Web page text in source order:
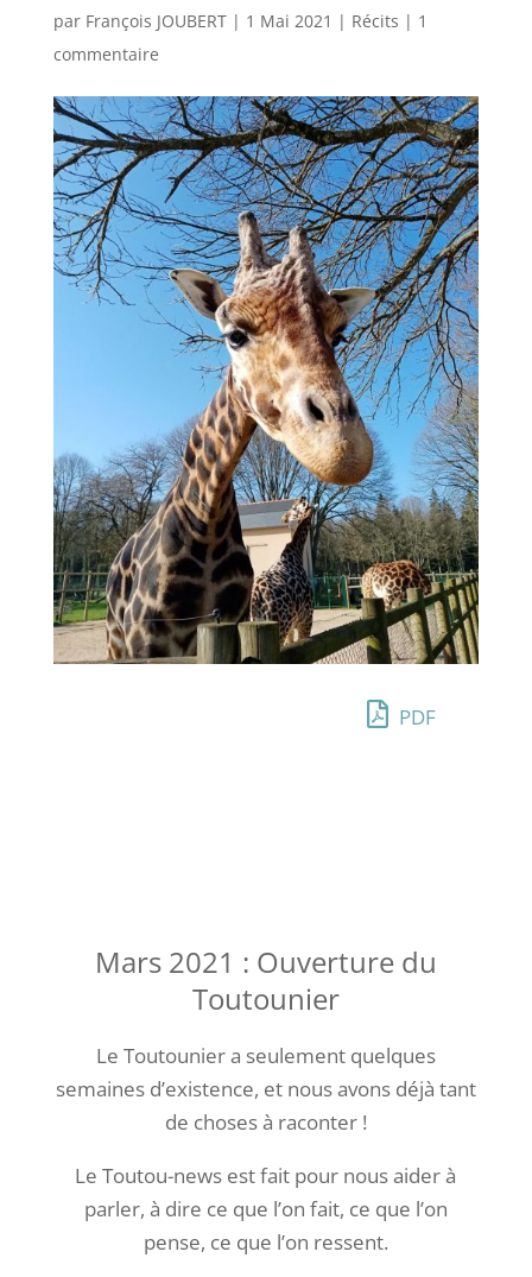
par François JOUBERT| 1 Mai 2021 | Récits | 1
commentaire
PDF
Mars 2021 : Ouverture du
Toutounier
Le Toutounier a seulement quelques
semaines d’existence, et nous avons déjà tant
de choses à raconter !
Le Toutou-news est fait pour nous aider à
parler, à dire ce que l’on fait, ce que l’on
pense, ce que l’on ressent.